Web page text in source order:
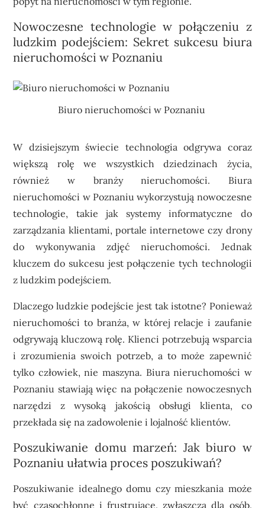
Nowoczesne technologie w połączeniu z
ludzkim podejściem: Sekret sukcesu biura
nieruchomości w Poznaniu
Biuro nieruchomości w Poznaniu
W dzisiejszym świecie technologia odgrywa coraz
większą rolę we wszystkich dziedzinach życia,
również w branży nieruchomości. Biura
nieruchomości w Poznaniu wykorzystują nowoczesne
technologie, takie jak systemy informatyczne do
zarządzania klientami, portale internetowe czy drony
do wykonywania zdjęć nieruchomości. Jednak
kluczem do sukcesu jest połączenie tych technologii
z ludzkim podejściem.
Dlaczego ludzkie podejście jest tak istotne? Ponieważ
nieruchomości to branża, w której relacje i zaufanie
odgrywają kluczową rolę. Klienci potrzebują wsparcia
i zrozumienia swoich potrzeb, a to może zapewnić
tylko człowiek, nie maszyna. Biura nieruchomości w
Poznaniu stawiają więc na połączenie nowoczesnych
narzędzi z wysoką jakością obsługi klienta, co
przekłada się na zadowolenie i lojalność klientów.
Poszukiwanie domu marzeń: Jak biuro w
Poznaniu ułatwia proces poszukiwań?
Poszukiwanie idealnego domu czy mieszkania może
być czasochłonne i frustrujące, zwłaszcza dla osób,